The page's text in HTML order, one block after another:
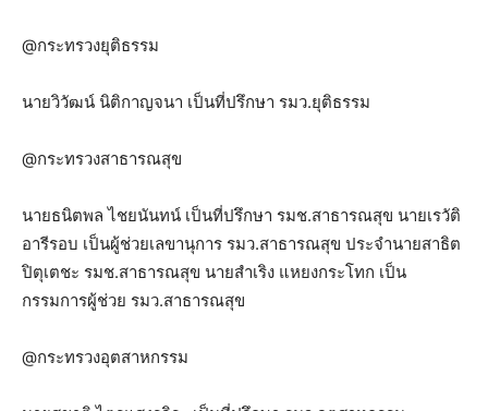
@กระทรวงยุติธรรม
นายวิวัฒน์ นิติกาญจนา เป็นที่ปรึกษา รมว.ยุติธรรม
@กระทรวงสาธารณสุข
นายธนิตพล ไชยนันทน์ เป็นที่ปรึกษา รมช.สาธารณสุข นายเรวัติ
อารีรอบ เป็นผู้ช่วยเลขานุการ รมว.สาธารณสุข ประจำนายสาธิต
ปิตุเตชะ รมช.สาธารณสุข นายสำเริง แหยงกระโทก เป็น
กรรมการผู้ช่วย รมว.สาธารณสุข
@กระทรวงอุตสาหกรรม